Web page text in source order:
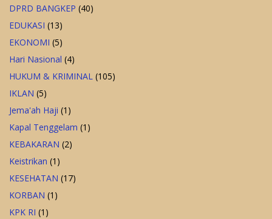
DPRD BANGKEP (40)
EDUKASI (13)
EKONOMI (5)
Hari Nasional (4)
HUKUM & KRIMINAL (105)
IKLAN (5)
Jema'ah Haji (1)
Kapal Tenggelam (1)
KEBAKARAN (2)
Keistrikan (1)
KESEHATAN (17)
KORBAN (1)
KPK RI (1)